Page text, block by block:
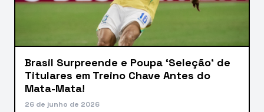
Brasil Surpreende e Poupa ‘Seleção’ de
Titulares em Treino Chave Antes do
Mata-Mata!
26 de junho de 2026